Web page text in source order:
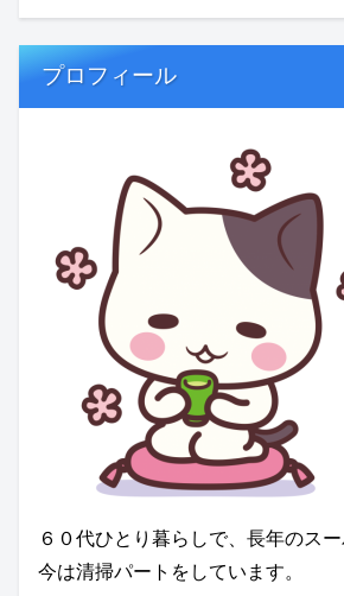
プロフィール
６０代ひとり暮らしで、長年のスー
今は清掃パートをしています。